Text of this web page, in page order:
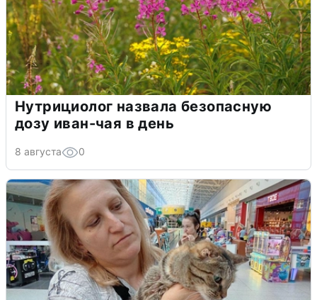
Нутрициолог назвала безопасную
дозу иван-чая в день
8 августа 0